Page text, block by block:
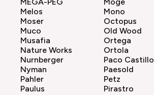
Melos
Mono
Moser
Muco
Musafia
Nature Works
Nurnberger
Nyman
Octopus
Old Wood
Ortega
Ortola
Paco Castillo
Paesold
Pahler
Paulus
Petz
Pirastro